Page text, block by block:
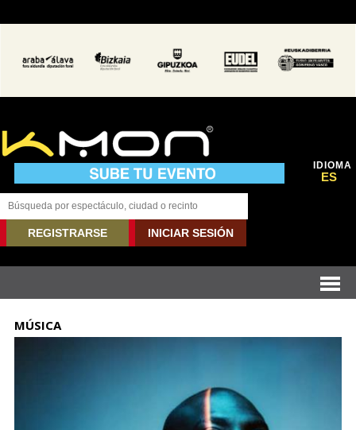
IDIOMA
ES
REGISTRARSE INICIAR SESIÓN
MÚSICA